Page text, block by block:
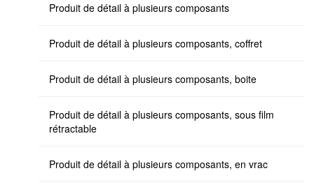
Produit de détail à plusieurs composants
Produit de détail à plusieurs composants, coffret
Produit de détail à plusieurs composants, boite
Produit de détail à plusieurs composants, sous film
rétractable
Produit de détail à plusieurs composants, en vrac